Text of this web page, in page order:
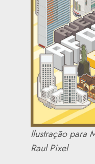
Ilustração para
Raul Pixel